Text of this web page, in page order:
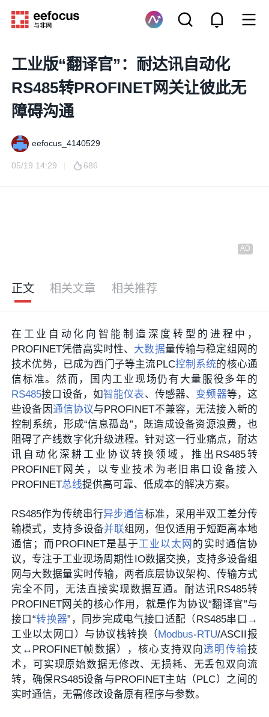
工业版“翻译官”：耐达讯自动化
RS485转PROFINET网关让彼此无
障碍沟通
eefocus_4140529
05/19 14:29 686
正文 相关文章 相关推荐
在工业自动化向智能制造深度转型的进程中，
PROFINET凭借高实时性、 大数据量传输与稳定组网的
技术优势，已成为西门子等主流PLC控制系统的核心通
信标准。然而，国内工业现场仍有大量服役多年的
RS485接口设备，如智能仪表、传感器、 变频器等，这
些设备因通信协议与PROFINET不兼容，无法接入新的
控制系统，形成“信息孤岛”，既造成设备资源浪费，也
阻碍了产线数字化升级进程。针对这一行业痛点，耐达
讯自动化深耕工业协议转换领域，推出RS485转
PROFINET网关，以专业技术为老旧串口设备接入
PROFINET总线提供高可靠、低成本的解决方案。
RS485作为传统串行异步通信标准，采用半双工差分传
输模式，支持多设备并联组网，但仅适用于短距离本地
通信；而PROFINET是基于工业以太网 的实时通信协
议，专注于工业现场周期性IO数据交换，支持多设备组
网与大数据量实时传输，两者底层协议架构、传输方式
完全不同，无法直接实现数据互通。耐达讯RS485转
PROFINET网关的核心作用，就是作为协议“翻译官”与
接口“转换器”，同步完成电气接口适配（RS485串口→
工业以太网口）与协议栈转换（Modbus-RTU/ASCII报
文↔PROFINET帧数据），核心支持双向透明传输技
术，可实现原始数据无修改、无损耗、无丢包双向流
转，确保RS485设备与PROFINET主站（PLC）之间的
实时通信，无需修改设备原有程序与参数。